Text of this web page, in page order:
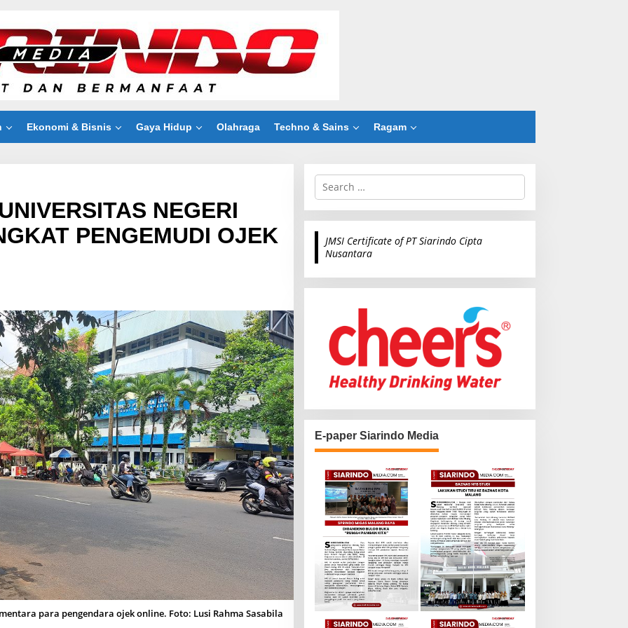
Ekonomi & Bisnis Gaya Hidup Olahraga Techno & Sains Ragam
NEGERI
PENGEMUDI OJEK
para pengendara ojek online. Foto: Lusi Rahma Sasabila
S
r
c
r
JMSI Certificate of PT Siarindo Cipta
Nusantara
E-paper Siarindo Media